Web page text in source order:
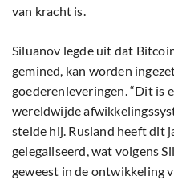
van kracht is.
Siluanov legde uit dat
gemined, kan worden
goederenleveringen. “Dit is
wereldwijde
stelde hij. Rusland heeft dit
gelegaliseerd, wat volgens
geweest in de ontwikkeling